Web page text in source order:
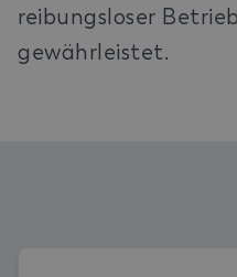
reibungsloser
gewährleistet.